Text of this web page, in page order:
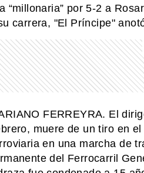
“millonaria” por 5-2 a
carrera, "El Príncipe"
FERREYRA. El
muere de un tiro en
en una marcha de
del Ferrocarril